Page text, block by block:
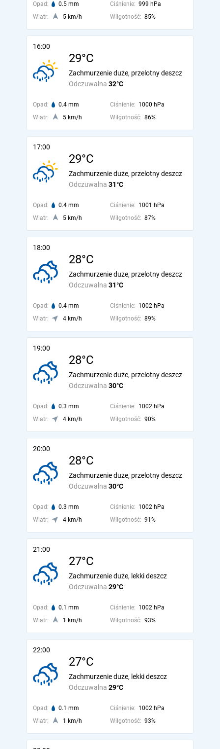
Opad: 0.5 mm Ciśnienie: 999 hPa
Wiatr:
5 km/h Wilgotność: 85%
16:00
29°C
Odczuwalna 32°C
Zachmurzenie duże, przelotny deszcz
Opad: 0.4 mm Ciśnienie: 1000 hPa
Wiatr:
5 km/h Wilgotność: 86%
17:00
29°C
Odczuwalna 31°C
Zachmurzenie duże, przelotny deszcz
Opad: 0.4 mm Ciśnienie: 1001 hPa
Wiatr:
5 km/h Wilgotność: 87%
18:00
28°C
Odczuwalna 31°C
Zachmurzenie duże, przelotny deszcz
Opad: 0.4 mm Ciśnienie: 1002 hPa
Wiatr:
4 km/h Wilgotność: 89%
19:00
28°C
Odczuwalna 30°C
Zachmurzenie duże, przelotny deszcz
Opad: 0.3 mm Ciśnienie: 1002 hPa
Wiatr:
4 km/h Wilgotność: 90%
20:00
28°C
Odczuwalna 30°C
Zachmurzenie duże, przelotny deszcz
Opad: 0.3 mm Ciśnienie: 1002 hPa
Wiatr:
4 km/h Wilgotność: 91%
21:00
27°C
Odczuwalna 29°C
Zachmurzenie duże, lekki deszcz
Opad: 0.1 mm Ciśnienie: 1002 hPa
Wiatr:
1 km/h Wilgotność: 93%
22:00
27°C
Odczuwalna 29°C
Zachmurzenie duże, lekki deszcz
Opad: 0.1 mm Ciśnienie: 1002 hPa
Wiatr:
1 km/h Wilgotność: 93%